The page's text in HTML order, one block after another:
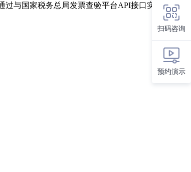
与国家税务总局发票查验平台API接口实时连接，
扫码咨询
预约演示